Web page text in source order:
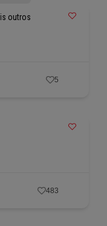
outros
5
483